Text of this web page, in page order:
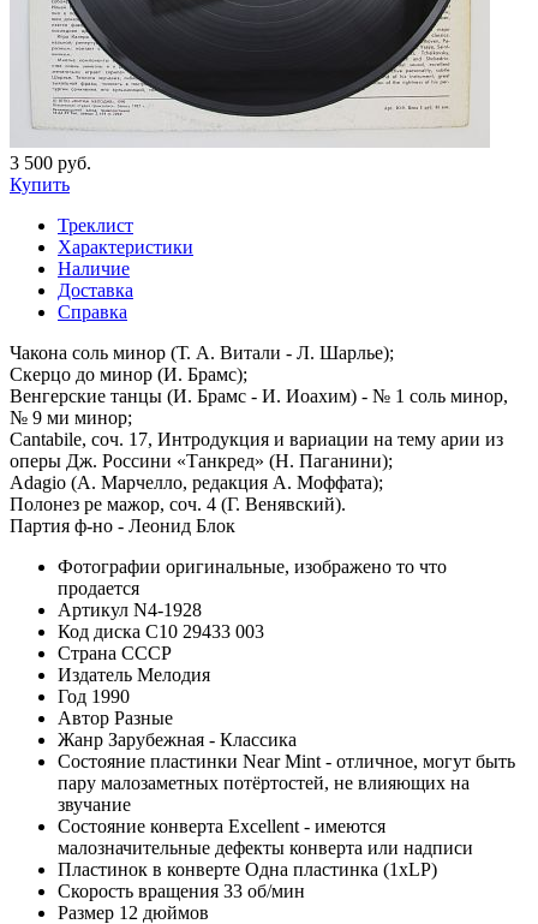
3 500 руб.
Купить
Треклист
Характеристики
Наличие
Доставка
Справка
Чакона соль минор (Т. А. Витали - Л. Шарлье);
Скерцо до минор (И. Брамс);
Венгерские танцы (И. Брамс - И. Иоахим) - № 1 соль минор,
№ 9 ми минор;
Cantabile, соч. 17, Интродукция и вариации на тему арии из
оперы Дж. Россини «Танкред» (Н. Паганини);
Adagio (А. Марчелло, редакция А. Моффата);
Полонез ре мажор, соч. 4 (Г. Венявский).
Партия ф-но - Леонид Блок
Фотографии оригинальные, изображено то что
продается
Артикул N4-1928
Код диска С10 29433 003
Страна СССР
Издатель Мелодия
Год 1990
Автор Разные
Жанр Зарубежная - Классика
Состояние пластинки Near Mint - отличное, могут быть
пару малозаметных потёртостей, не влияющих на
звучание
Состояние конверта Excellent - имеются
малозначительные дефекты конверта или надписи
Пластинок в конверте Одна пластинка (1xLP)
Скорость вращения 33 об/мин
Размер 12 дюймов